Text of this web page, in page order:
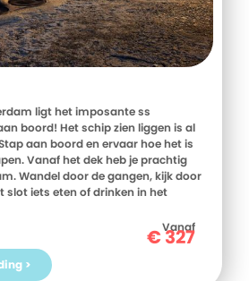
ligt het imposante ss
boord! Het schip zien liggen is al
aan boord en ervaar hoe het is
Vanaf het dek heb je prachtig
Wandel door de gangen, kijk door
slot iets eten of drinken in het
door het verleden van het schip. 's
slapen in je comfortabele hut en de
je van een lekker ontbijt. Vergeet
om de binnenstad van Rotterdam
Vanaf
€327
>